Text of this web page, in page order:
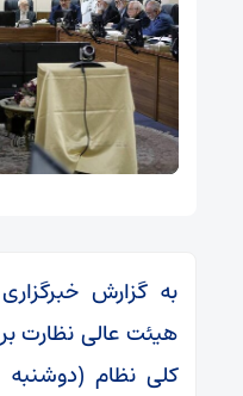
به گزارش
هیئت عالی نظارت